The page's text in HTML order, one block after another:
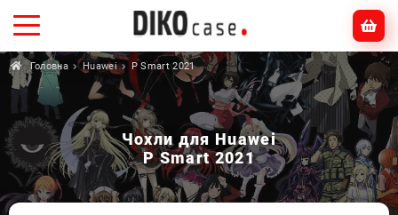
Головна Huawei P Smart 2021
Чохли для Huawei
P Smart 2021